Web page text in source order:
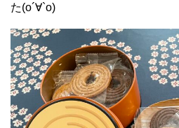
た(о´∀`о)